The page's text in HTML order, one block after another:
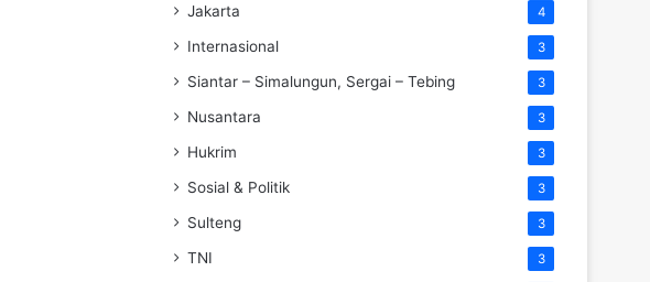
Jakarta 4
Internasional 3
Siantar – Simalungun, Sergai – Tebing 3
Nusantara 3
Hukrim 3
Sosial & Politik 3
Sulteng 3
TNI 3